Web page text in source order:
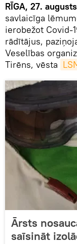
RĪGA, 27.
savlaicīga
ierobežot Covid-
rādītājus,
Veselības
Tirēns, vēsta
Ārsts
saīsināt